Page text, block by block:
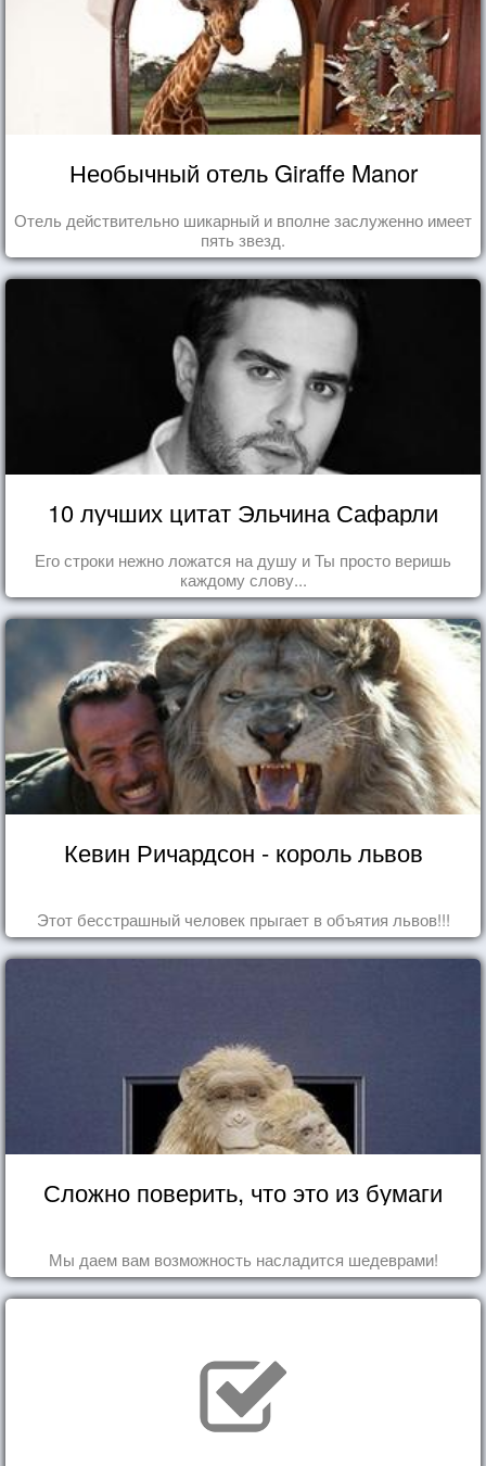
Необычный отель Giraffe Manor
Отель действительно шикарный и вполне заслуженно имеет
пять звезд.
10 лучших цитат Эльчина Сафарли
Его строки нежно ложатся на душу и Ты просто веришь
каждому слову...
Кевин Ричардсон - король львов
Этот бесстрашный человек прыгает в объятия львов!!!
Сложно поверить, что это из бумаги
Мы даем вам возможность насладится шедеврами!